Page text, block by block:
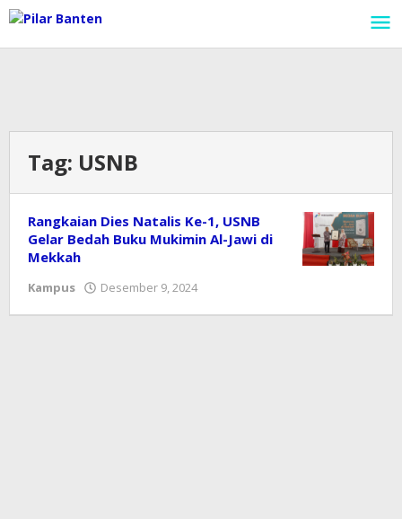
Lewati
ke
konten
Tag: USNB
Rangkaian Dies Natalis Ke-1, USNB
Gelar Bedah Buku Mukimin Al-Jawi di
Mekkah
Kampus Desember 9, 2024